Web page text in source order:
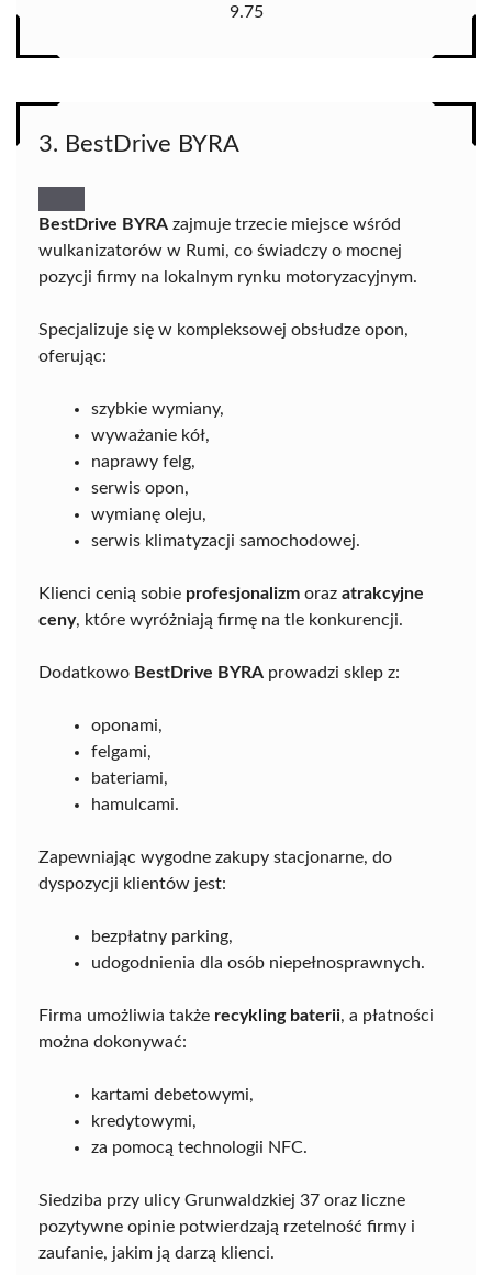
9.75
3. BestDrive BYRA
BestDrive BYRA zajmuje trzecie miejsce wśród
wulkanizatorów w Rumi, co świadczy o mocnej
pozycji firmy na lokalnym rynku motoryzacyjnym.
Specjalizuje się w kompleksowej obsłudze opon,
oferując:
szybkie wymiany,
wyważanie kół,
naprawy felg,
serwis opon,
wymianę oleju,
serwis klimatyzacji samochodowej.
Klienci cenią sobie profesjonalizm oraz atrakcyjne
ceny, które wyróżniają firmę na tle konkurencji.
Dodatkowo BestDrive BYRA prowadzi sklep z:
oponami,
felgami,
bateriami,
hamulcami.
Zapewniając wygodne zakupy stacjonarne, do
dyspozycji klientów jest:
bezpłatny parking,
udogodnienia dla osób niepełnosprawnych.
Firma umożliwia także recykling baterii, a płatności
można dokonywać:
kartami debetowymi,
kredytowymi,
za pomocą technologii NFC.
Siedziba przy ulicy Grunwaldzkiej 37 oraz liczne
pozytywne opinie potwierdzają rzetelność firmy i
zaufanie, jakim ją darzą klienci.